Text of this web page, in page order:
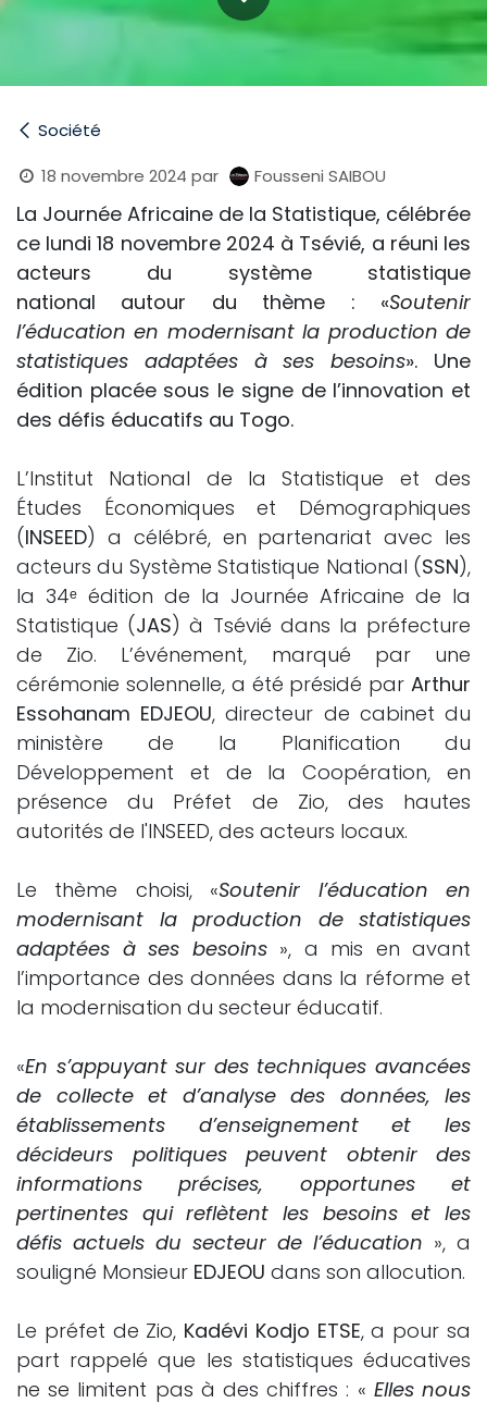
Société
18 novembre 2024 par Fousseni SAIBOU
La Journée Africaine de la Statistique, célébrée
ce lundi 18 novembre 2024 à Tsévié, a réuni les
acteurs du système statistique
national autour du thème : «Soutenir
l’éducation en modernisant la production de
statistiques adaptées à ses besoins». Une
édition placée sous le signe de l’innovation et
des défis éducatifs au Togo.
L’Institut National de la Statistique et des
Études Économiques et Démographiques
(INSEED) a célébré, en partenariat avec les
acteurs du Système Statistique National (SSN),
la 34ᵉ édition de la Journée Africaine de la
Statistique (JAS) à Tsévié dans la préfecture
de Zio. L’événement, marqué par une
cérémonie solennelle, a été présidé par Arthur
Essohanam EDJEOU, directeur de cabinet du
ministère de la Planification du
Développement et de la Coopération, en
présence du Préfet de Zio, des hautes
autorités de l'INSEED, des acteurs locaux.
Le thème choisi, «Soutenir l’éducation en
modernisant la production de statistiques
adaptées à ses besoins», a mis en avant
l’importance des données dans la réforme et
la modernisation du secteur éducatif.
«En s’appuyant sur des techniques avancées
de collecte et d’analyse des données, les
établissements d’enseignement et les
décideurs politiques peuvent obtenir des
informations précises, opportunes et
pertinentes qui reflètent les besoins et les
défis actuels du secteur de l’éducation », a
souligné Monsieur EDJEOU dans son allocution.
Le préfet de Zio, Kadévi Kodjo ETSE, a pour sa
part rappelé que les statistiques éducatives
ne se limitent pas à des chiffres : « Elles nous